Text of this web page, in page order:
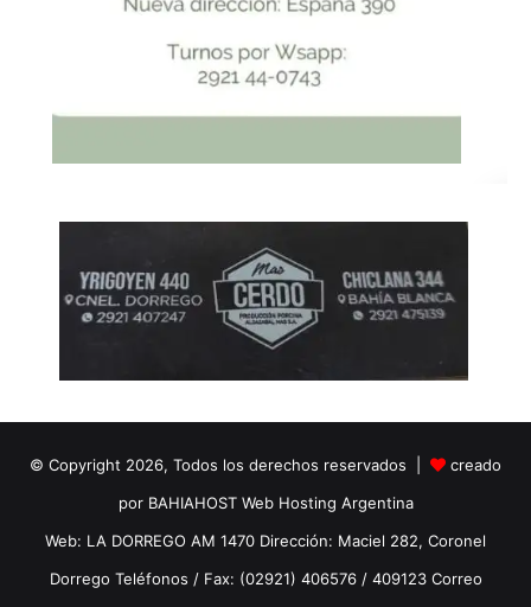
© Copyright 2026, Todos los derechos reservados |
creado
por BAHIAHOST Web Hosting Argentina
Web: LA DORREGO AM 1470 Dirección: Maciel 282, Coronel
Dorrego Teléfonos / Fax: (02921) 406576 / 409123 Correo